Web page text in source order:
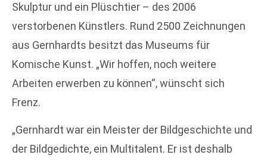
Skulptur und ein Plüschtier – des 2006
verstorbenen Künstlers. Rund 2500 Zeichnungen
aus Gernhardts besitzt das Museums für
Komische Kunst. „Wir hoffen, noch weitere
Arbeiten erwerben zu können“, wünscht sich
Frenz.
„Gernhardt war ein Meister der Bildgeschichte und
der Bildgedichte, ein Multitalent. Er ist deshalb